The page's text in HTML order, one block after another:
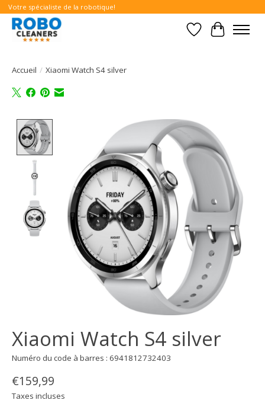
Votre spécialiste de la robotique!
Liste dePanier
Accueil / Xiaomi Watch S4 silver
Product image slideshow Items
Xiaomi Watch S4 silver
Numéro du code à barres : 6941812732403
€159,99
Taxes incluses